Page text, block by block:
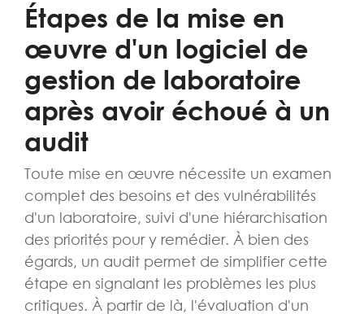
Étapes de la mise en
œuvre d'un logiciel de
gestion de laboratoire
après avoir échoué à un
audit
Toute mise en œuvre nécessite un examen
complet des besoins et des vulnérabilités
d'un laboratoire, suivi d'une hiérarchisation
des priorités pour y remédier. À bien des
égards, un audit permet de simplifier cette
étape en signalant les problèmes les plus
critiques. À partir de là, l'évaluation d'un